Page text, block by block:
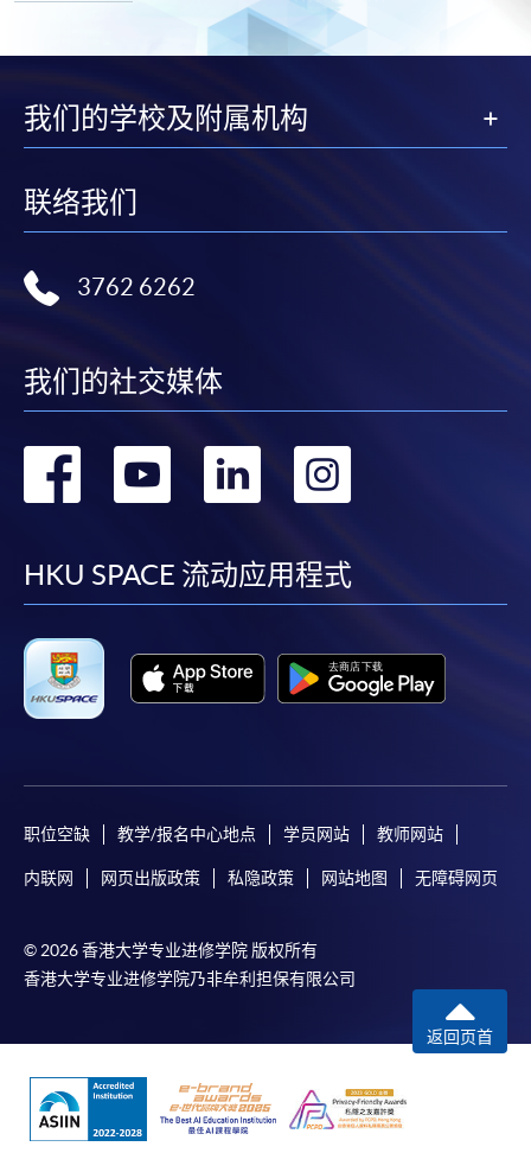
我们的学校及附属机构
联络我们
3762 6262
我们的社交媒体
转
facebook
转
youtube
转
linkedin
转
HKU SPACE 流动应用程式
职位空缺 教学/报名中心地点 学员网站 教师网站
内联网 网页出版政策 私隐政策 网站地图 无障碍网页
© 2026 香港大学专业进修学院 版权所有
香港大学专业进修学院乃非牟利担保有限公司
返回页首